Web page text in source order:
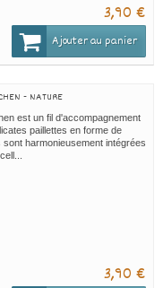
3,90 €
Ajouter au panier
- NATURE
est un fil d'accompagnement
paillettes en forme de
harmonieusement intégrées
3,90 €